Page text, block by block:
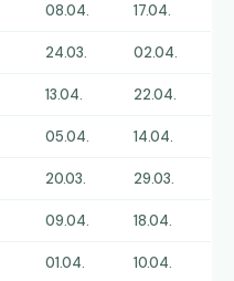
08.04. 17.04.
24.03. 02.04.
13.04. 22.04.
05.04. 14.04.
20.03. 29.03.
09.04. 18.04.
01.04. 10.04.